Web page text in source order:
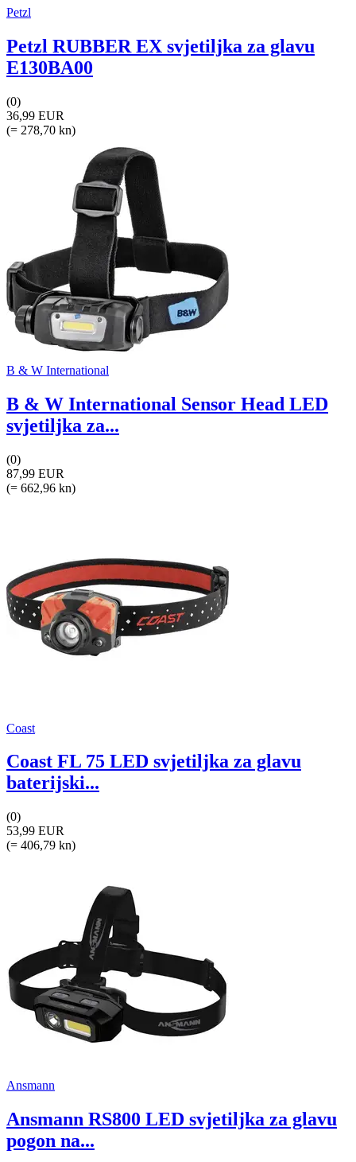
Petzl
Petzl RUBBER EX svjetiljka za glavu
E130BA00
(0)
36,99 EUR
(= 278,70 kn)
B & W International
B & W International Sensor Head LED
svjetiljka za...
(0)
87,99 EUR
(= 662,96 kn)
Coast
Coast FL 75 LED svjetiljka za glavu
baterijski...
(0)
53,99 EUR
(= 406,79 kn)
Ansmann
Ansmann RS800 LED svjetiljka za glavu
pogon na...